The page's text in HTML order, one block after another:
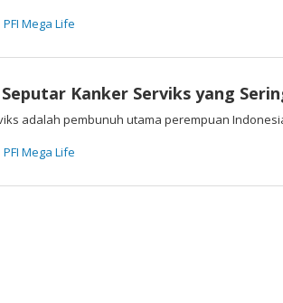
PFI Mega Life
Kanker Serviks yang
adalah pembunuh utama perempuan
PFI Mega Life